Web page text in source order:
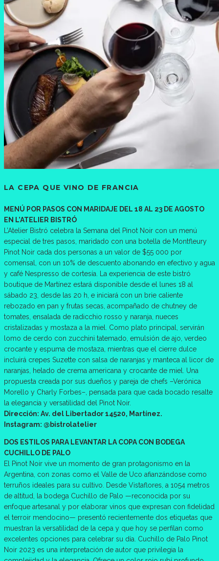
LA CEPA QUE VINO DE FRANCIA
MENÚ POR PASOS CON MARIDAJE DEL 18 AL 23 DE AGOSTO
EN L’ATELIER BISTRÓ
L’Atelier Bistró celebra la Semana del Pinot Noir con un menú
especial de tres pasos, maridado con una botella de Montfleury
Pinot Noir cada dos personas a un valor de $55 000 por
comensal, con un 10% de descuento abonando en efectivo y agua
y café Nespresso de cortesía. La experiencia de este bistró
boutique de Martínez estará disponible desde el lunes 18 al
sábado 23, desde las 20 h, e iniciará con un brie caliente
rebozado en pan y frutas secas, acompañado de chutney de
tomates, ensalada de radicchio rosso y naranja, nueces
cristalizadas y mostaza a la miel. Como plato principal, servirán
lomo de cerdo con zucchini tatemado, emulsión de ajo, verdeo
crocante y espuma de mostaza, mientras que el cierre dulce
incluirá crepes Suzette con salsa de naranjas y manteca al licor de
naranjas, helado de crema americana y crocante de miel. Una
propuesta creada por sus dueños y pareja de chefs –Verónica
Morello y Charly Forbes–, pensada para que cada bocado resalte
la elegancia y versatilidad del Pinot Noir.
Dirección: Av. del Libertador 14520, Martínez.
Instagram: @bistrolatelier
DOS ESTILOS PARA LEVANTAR LA COPA CON BODEGA
CUCHILLO DE PALO
El Pinot Noir vive un momento de gran protagonismo en la
Argentina, con zonas como el Valle de Uco afianzándose como
terruños ideales para su cultivo. Desde Vistaflores, a 1054 metros
de altitud, la bodega Cuchillo de Palo —reconocida por su
enfoque artesanal y por elaborar vinos que expresan con fidelidad
el terroir mendocino— presentó recientemente dos etiquetas que
muestran la versatilidad de la cepa y que hoy se perfilan como
excelentes opciones para celebrar su día. Cuchillo de Palo Pinot
Noir 2023 es una interpretación de autor que privilegia la